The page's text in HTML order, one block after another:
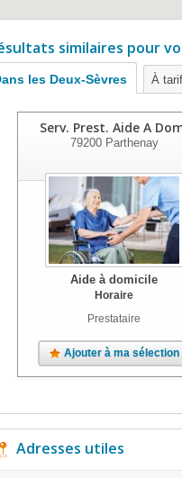
similaires pour
les Deux-Sèvres À
Serv. Prest. Aide A
79200Parthenay
Aide à domicile
Horaire
Prestataire
Ajouter à ma sélection
Adresses utiles